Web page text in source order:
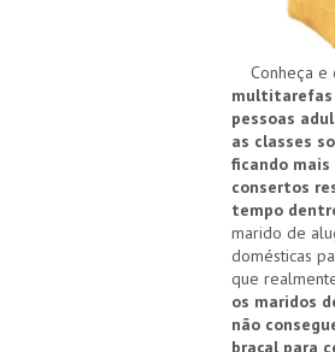
Conheça e
multitarefas
pessoas
as classes
ficando
consertos
tempo
marido de
domésticas
que
os maridos
não
braçal para